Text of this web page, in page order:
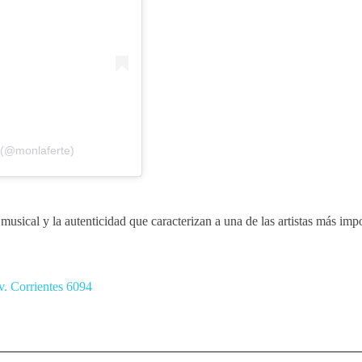
y la autenticidad que caracterizan a una de las artistas más
Corrientes 6094